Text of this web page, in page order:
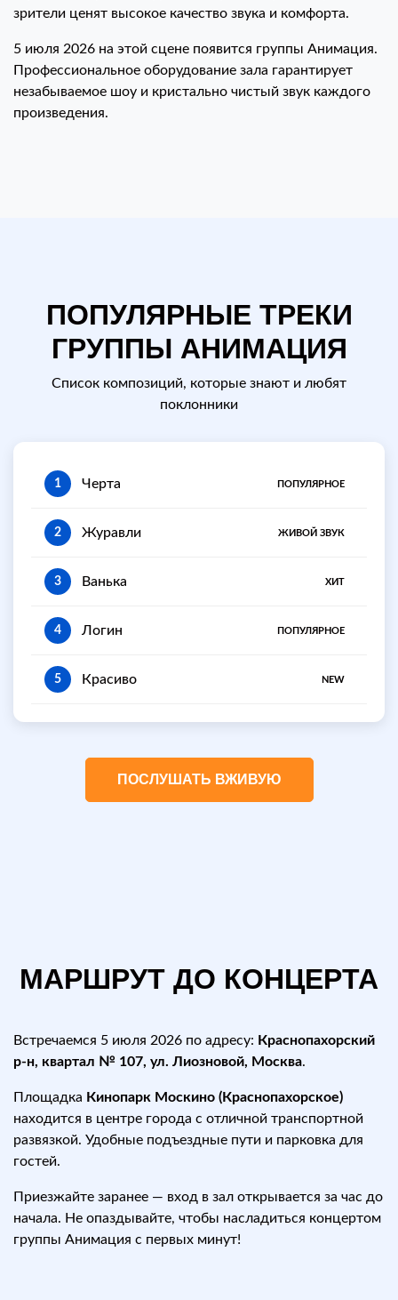
зрители ценят высокое качество звука и комфорта.
5 июля 2026 на этой сцене появится группы Анимация.
Профессиональное оборудование зала гарантирует
незабываемое шоу и кристально чистый звук каждого
произведения.
ПОПУЛЯРНЫЕ ТРЕКИ
ГРУППЫ АНИМАЦИЯ
Список композиций, которые знают и любят
поклонники
1 Черта ПОПУЛЯРНОЕ
2 Журавли ЖИВОЙ ЗВУК
3 Ванька ХИТ
4 Логин ПОПУЛЯРНОЕ
5 Красиво NEW
ПОСЛУШАТЬ ВЖИВУЮ
МАРШРУТ ДО КОНЦЕРТА
Встречаемся 5 июля 2026 по адресу: Краснопахорский
р-н, квартал № 107, ул. Лиозновой, Москва.
Площадка Кинопарк Москино (Краснопахорское)
находится в центре города с отличной транспортной
развязкой. Удобные подъездные пути и парковка для
гостей.
Приезжайте заранее — вход в зал открывается за час до
начала. Не опаздывайте, чтобы насладиться концертом
группы Анимация с первых минут!